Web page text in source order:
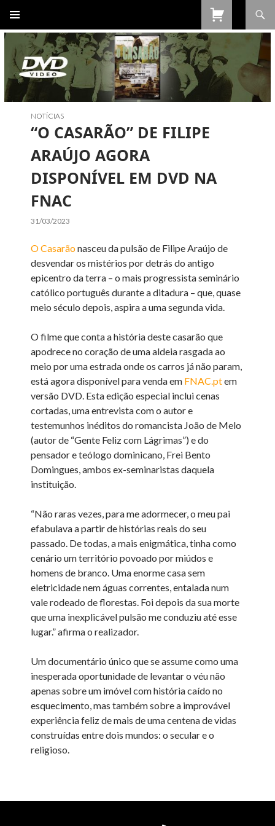
PARA
CONTEÚDO
NOTÍCIAS
“O CASARÃO” DE FILIPE
ARAÚJO AGORA
DISPONÍVEL EM DVD NA
FNAC
31/03/2023
O Casarãonasceu da pulsão de Filipe Araújo de
desvendar os mistérios por detrás do antigo
epicentro da terra – o mais progressista seminário
católico português durante a ditadura – que, quase
meio século depois, aspira a uma segunda vida.
O filme que conta a história deste casarão que
apodrece no coração de uma aldeia rasgada ao
meio por uma estrada onde os carros já não param,
está agora disponível para venda em FNAC.ptem
versão DVD. Esta edição especial inclui cenas
cortadas, uma entrevista com o autor e
testemunhos inéditos do romancista João de Melo
(autor de “Gente Feliz com Lágrimas”) e do
pensador e teólogo dominicano, Frei Bento
Domingues, ambos ex-seminaristas daquela
instituição.
“Não raras vezes, para me adormecer, o meu pai
efabulava a partir de histórias reais do seu
passado. De todas, a mais enigmática, tinha como
cenário um território povoado por miúdos e
homens de branco. Uma enorme casa sem
eletricidade nem águas correntes, entalada num
vale rodeado de florestas. Foi depois da sua morte
que uma inexplicável pulsão me conduziu até esse
lugar.” afirma o realizador.
Um documentário único que se assume como uma
inesperada oportunidade de levantar o véu não
apenas sobre um imóvel com história caído no
esquecimento, mas também sobre a improvável
experiência feliz de mais de uma centena de vidas
construídas entre dois mundos: o secular e o
religioso.